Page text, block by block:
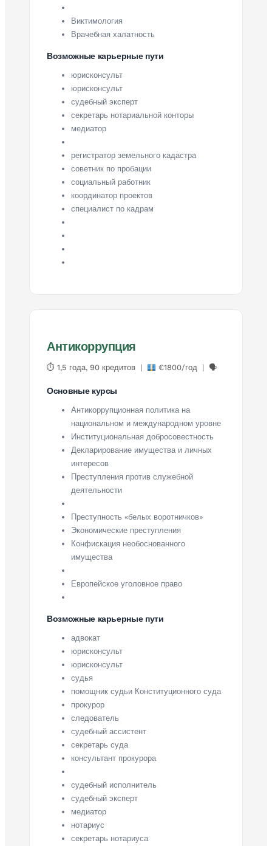
Виктимология
Врачебная халатность
Возможные карьерные пути
юрисконсульт
юрисконсульт
судебный эксперт
секретарь нотариальной конторы
медиатор
регистратор земельного кадастра
советник по пробации
социальный работник
координатор проектов
специалист по кадрам
Антикоррупция
⏱ 1,5 года, 90 кредитов | €1800/год | 🗣
Основные курсы
Антикоррупционная политика на
национальном и международном уровне
Институциональная добросовестность
Декларирование имущества и личных
интересов
Преступления против служебной
деятельности
Преступность «белых воротничков»
Экономические преступления
Конфискация необоснованного
имущества
Европейское уголовное право
Возможные карьерные пути
адвокат
юрисконсульт
юрисконсульт
судья
помощник судьи Конституционного суда
прокурор
следователь
судебный ассистент
секретарь суда
консультант прокурора
судебный исполнитель
судебный эксперт
медиатор
нотариус
секретарь нотариуса